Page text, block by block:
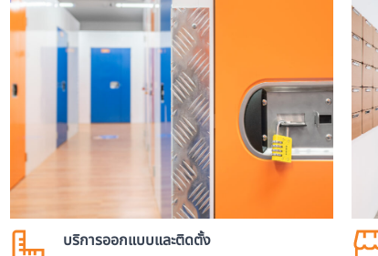
บริการออกแบบและติดตั้ง